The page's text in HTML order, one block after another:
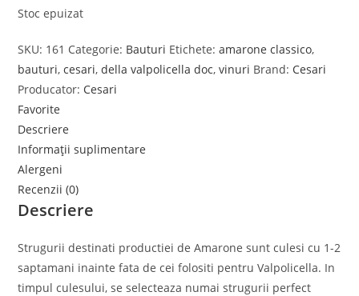
Stoc epuizat
SKU: 161 Categorie: Bauturi Etichete:amarone classico,
bauturi,cesari,della valpolicella doc,vinuri Brand: Cesari
Producator: Cesari
Favorite
Descriere
Informații suplimentare
Alergeni
Recenzii (0)
Descriere
Strugurii destinati productiei de Amarone sunt culesi cu 1-2
saptamani inainte fata de cei folositi pentru Valpolicella. In
timpul culesului, se selecteaza numai strugurii perfect